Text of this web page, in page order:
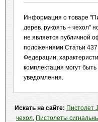
Информация о товаре
дерев. рукоять + чехол"
не является публичной
положениями Статьи 437
Федерации,
комплектация могут
уведомления.
Искать на сайте: Пистолет
чехол, Пистолеты